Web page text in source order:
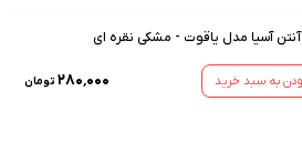
آنتن آسیا مدل یاقوت - مشکی نقره ای
به سبد خرید ۲۸۰٬۰۰۰ تومان